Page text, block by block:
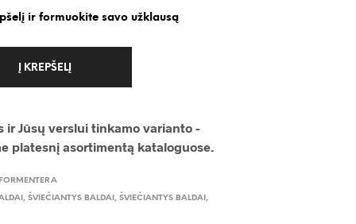
ir formuokite savo užklausą
Į KREPŠELĮ
ir Jūsų verslui tinkamo varianto -
platesnį asortimentą kataloguose.
,ŠVIEČIANTYS BALDAI ,ŠVIEČIANTYS BALDAI ,